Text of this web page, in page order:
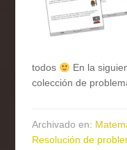
todos
En la
colección de
Archivado en:
Resolución de